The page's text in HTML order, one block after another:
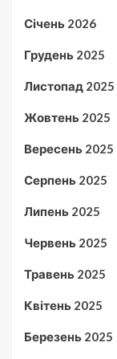
Січень 2026
Грудень 2025
Листопад 2025
Жовтень 2025
Вересень 2025
Серпень 2025
Липень 2025
Червень 2025
Травень 2025
Квітень 2025
Березень 2025